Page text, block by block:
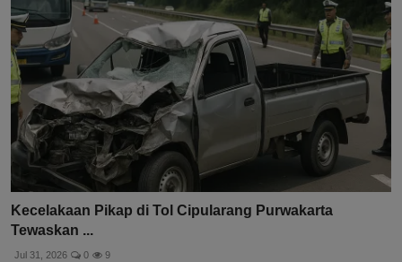
Kecelakaan Pikap di Tol Cipularang Purwakarta
Tewaskan ...
Jul 31, 2026 0 9